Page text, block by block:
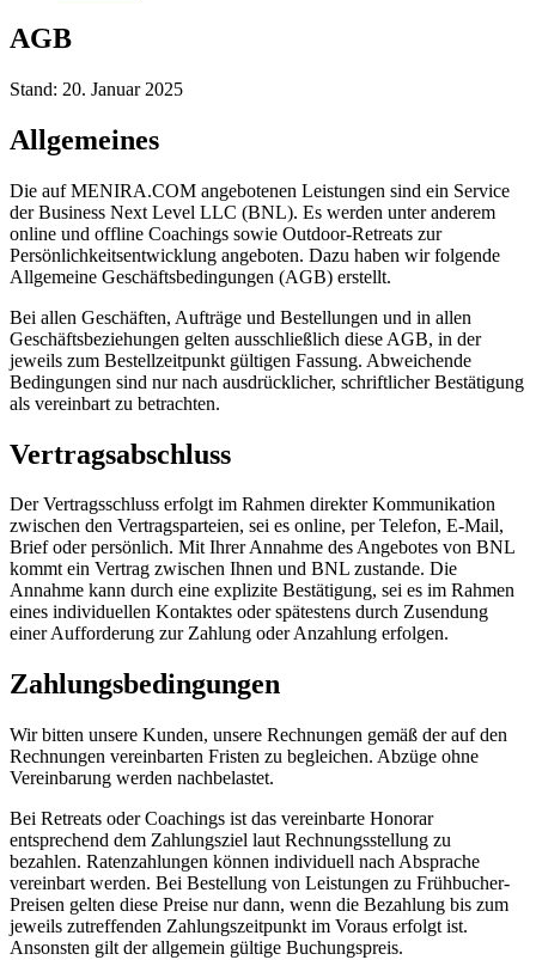
AGB
Stand: 20. Januar 2025
Allgemeines
Die auf MENIRA.COM angebotenen Leistungen sind ein Service
der Business Next Level LLC (BNL). Es werden unter anderem
online und offline Coachings sowie Outdoor-Retreats zur
Persönlichkeitsentwicklung angeboten. Dazu haben wir folgende
Allgemeine Geschäftsbedingungen (AGB) erstellt.
Bei allen Geschäften, Aufträge und Bestellungen und in allen
Geschäftsbeziehungen gelten ausschließlich diese AGB, in der
jeweils zum Bestellzeitpunkt gültigen Fassung. Abweichende
Bedingungen sind nur nach ausdrücklicher, schriftlicher Bestätigung
als vereinbart zu betrachten.
Vertragsabschluss
Der Vertragsschluss erfolgt im Rahmen direkter Kommunikation
zwischen den Vertragsparteien, sei es online, per Telefon, E-Mail,
Brief oder persönlich. Mit Ihrer Annahme des Angebotes von BNL
kommt ein Vertrag zwischen Ihnen und BNL zustande. Die
Annahme kann durch eine explizite Bestätigung, sei es im Rahmen
eines individuellen Kontaktes oder spätestens durch Zusendung
einer Aufforderung zur Zahlung oder Anzahlung erfolgen.
Zahlungsbedingungen
Wir bitten unsere Kunden, unsere Rechnungen gemäß der auf den
Rechnungen vereinbarten Fristen zu begleichen. Abzüge ohne
Vereinbarung werden nachbelastet.
Bei Retreats oder Coachings ist das vereinbarte Honorar
entsprechend dem Zahlungsziel laut Rechnungsstellung zu
bezahlen. Ratenzahlungen können individuell nach Absprache
vereinbart werden. Bei Bestellung von Leistungen zu Frühbucher-
Preisen gelten diese Preise nur dann, wenn die Bezahlung bis zum
jeweils zutreffenden Zahlungszeitpunkt im Voraus erfolgt ist.
Ansonsten gilt der allgemein gültige Buchungspreis.